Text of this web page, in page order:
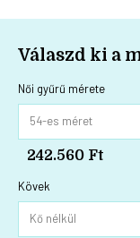
Válaszd ki a
Női gyűrű mérete
242.560 Ft
Kövek